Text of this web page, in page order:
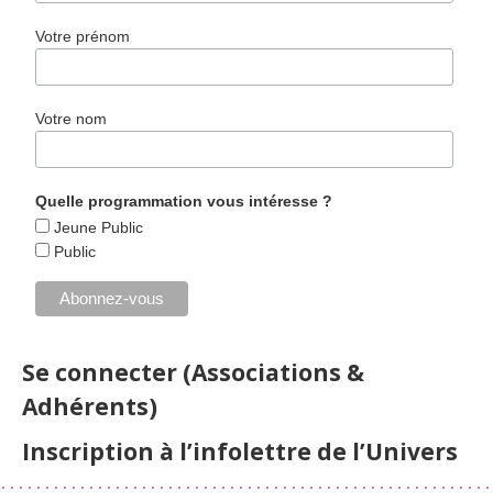
Votre prénom
Votre nom
Quelle programmation vous intéresse ?
Jeune Public
Public
Se connecter (Associations &
Adhérents)
Inscription à l’infolettre de l’Univers